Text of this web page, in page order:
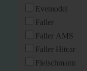
Evemodel
Faller
Faller AMS
Faller Hitcar
Fleischmann